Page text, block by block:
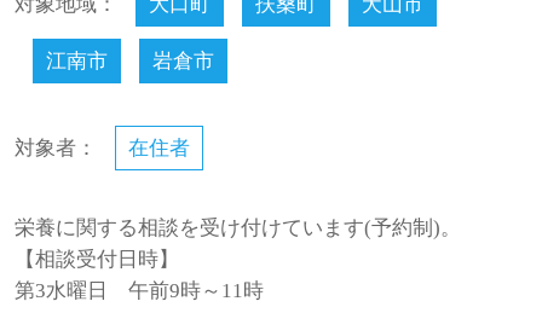
対象地域： 大口町 扶桑町 犬山市
江南市 岩倉市
対象者： 在住者
栄養に関する相談を受け付けています(予約制)。
【相談受付日時】
第3水曜日 午前9時～11時